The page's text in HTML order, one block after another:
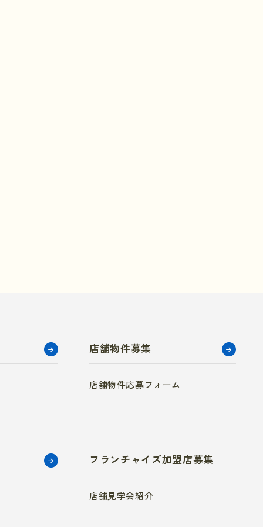
店舗物件募集
店舗物件応募フォーム
フランチャイズ加盟店募集
店舗見学会紹介